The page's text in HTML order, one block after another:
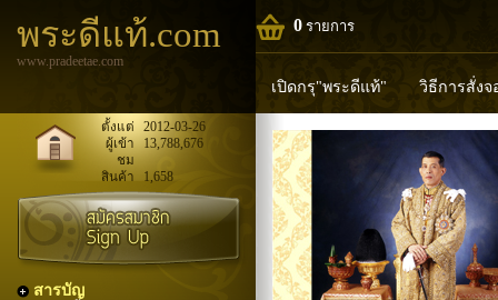
พระดีแท้.com
www.pradeetae.com
0 รายการ
เปิดกรุ"พระดีแท้" วิธีการสั่งจ
หลวงพ่อทวด หลวงปู่ทิม
พระพุทธวิริยากร
ตั้งแต่
2012-03-26
ผู้เข้า
ชม
13,788,676
สินค้า 1,658
สารบัญ